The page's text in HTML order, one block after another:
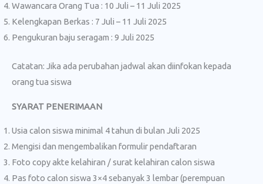
Wawancara Orang Tua : 10 Juli – 11 Juli 2025
Kelengkapan Berkas : 7 Juli – 11 Juli 2025
Pengukuran baju seragam : 9 Juli 2025
Catatan: Jika ada perubahan jadwal akan diinfokan kepada
orang tua siswa
SYARAT PENERIMAAN
Usia calon siswa minimal 4 tahun di bulan Juli 2025
Mengisi dan mengembalikan formulir pendaftaran
Foto copy akte kelahiran / surat kelahiran calon siswa
Pas foto calon siswa 3×4 sebanyak 3 lembar (perempuan